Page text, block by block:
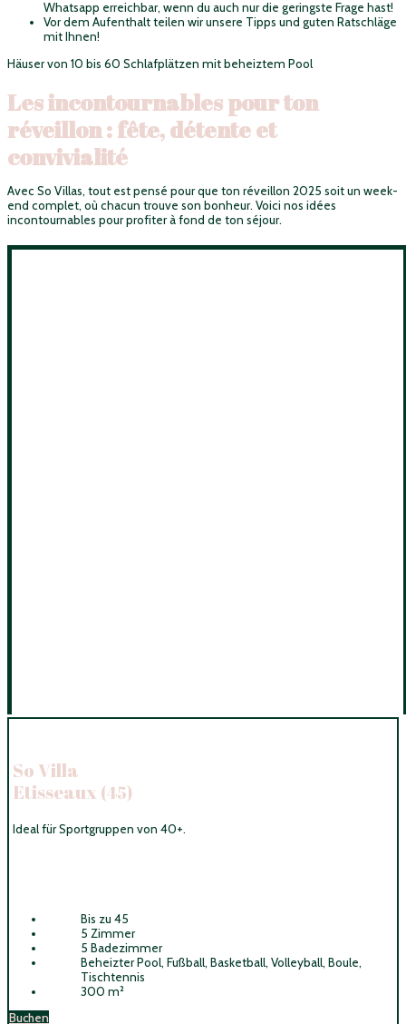
Whatsapp erreichbar, wenn du auch nur die geringste Frage hast!
Vor dem Aufenthalt teilen wir unsere Tipps und guten Ratschläge
mit Ihnen!
Häuser von 10 bis 60 Schlafplätzen mit beheiztem Pool
Les incontournables pour ton
réveillon : fête, détente et
convivialité
Avec So Villas, tout est pensé pour que ton réveillon 2025 soit un week-
end complet, où chacun trouve son bonheur. Voici nos idées
incontournables pour profiter à fond de ton séjour.
So Villa
Etisseaux (45)
Ideal für Sportgruppen von 40+.
Bis zu 45
5 Zimmer
5 Badezimmer
Beheizter Pool, Fußball, Basketball, Volleyball, Boule,
Tischtennis
300 m²
Buchen